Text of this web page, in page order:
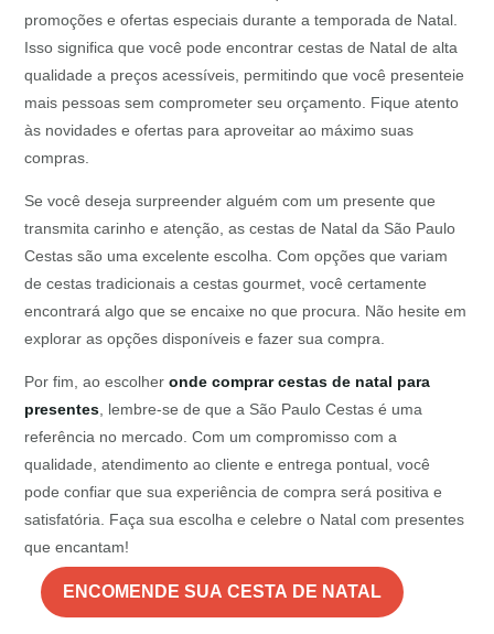
promoções e ofertas especiais durante a temporada de Natal.
Isso significa que você pode encontrar cestas de Natal de alta
qualidade a preços acessíveis, permitindo que você presenteie
mais pessoas sem comprometer seu orçamento. Fique atento
às novidades e ofertas para aproveitar ao máximo suas
compras.
Se você deseja surpreender alguém com um presente que
transmita carinho e atenção, as cestas de Natal da São Paulo
Cestas são uma excelente escolha. Com opções que variam
de cestas tradicionais a cestas gourmet, você certamente
encontrará algo que se encaixe no que procura. Não hesite em
explorar as opções disponíveis e fazer sua compra.
Por fim, ao escolheronde comprar cestas de natal para
presentes , lembre-se de que a São Paulo Cestas é uma
referência no mercado. Com um compromisso com a
qualidade, atendimento ao cliente e entrega pontual, você
pode confiar que sua experiência de compra será positiva e
satisfatória. Faça sua escolha e celebre o Natal com presentes
que encantam!
ENCOMENDE SUA CESTA DE NATAL